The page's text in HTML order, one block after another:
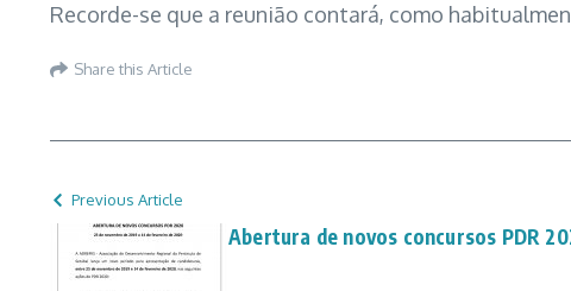
Recorde-se que a reunião contará, como
Share this Article
Previous Article
Abertura de novos concursos PDR